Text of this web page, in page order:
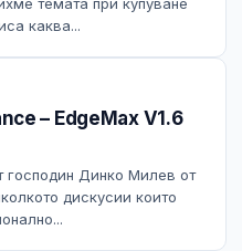
каква...
– EdgeMax V1.6
господин Динко Милев от
дискусии които